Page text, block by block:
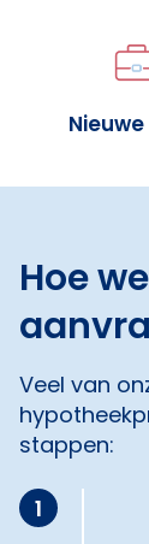
Hoe
Veel van
stappen:
1